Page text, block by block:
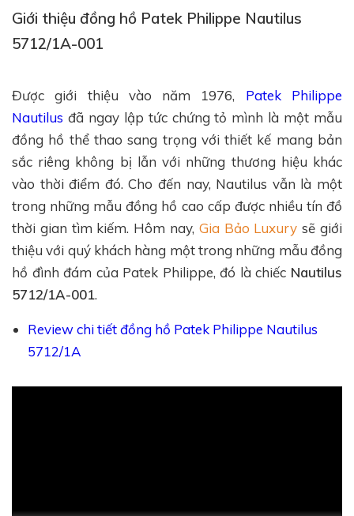
Giới thiệu đồng hồ Patek Philippe Nautilus
5712/1A-001
Được giới thiệu vào năm 1976, Patek Philippe
Nautilus đã ngay lập tức chứng tỏ mình là một mẫu
đồng hồ thể thao sang trọng với thiết kế mang bản
sắc riêng không bị lẫn với những thương hiệu khác
vào thời điểm đó. Cho đến nay, Nautilus vẫn là một
trong những mẫu đồng hồ cao cấp được nhiều tín đồ
thời gian tìm kiếm. Hôm nay, Gia Bảo Luxury sẽ giới
thiệu với quý khách hàng một trong những mẫu đồng
hồ đình đám của Patek Philippe, đó là chiếc Nautilus
5712/1A-001.
Review chi tiết đồng hồ Patek Philippe Nautilus
5712/1A